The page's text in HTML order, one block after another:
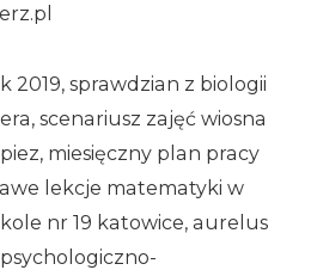
2019, sprawdzian z biologii
scenariusz zajęć wiosna
miesięczny plan pracy
lekcje matematyki w
nr 19 katowice, aurelus